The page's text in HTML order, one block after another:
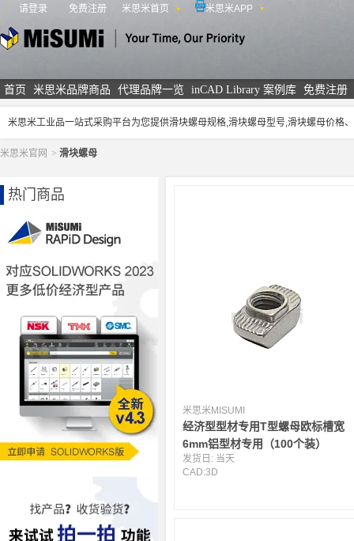
请登录 免费注册 米思米首页 米思米APP
首页 米思米品牌商品 代理品牌一览 inCAD Library 案例库 免费注册
米思米工业品一站式采购平台为您提供滑块螺母规格,滑块螺母型号,滑块螺母价
米思米官网 > 滑块螺母
热门商品
米思米MISUMI
经济型型材专用T型螺母欧标槽宽
6mm铝型材专用（100个装）
发货日: 当天
CAD:3D